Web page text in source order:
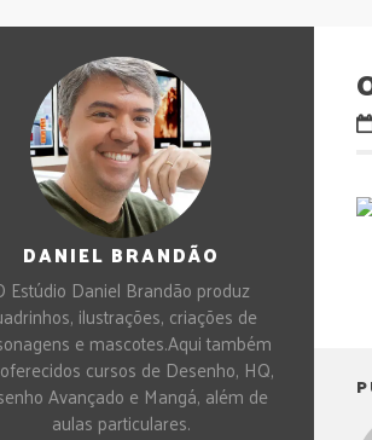
DANIEL BRANDÃO
Estúdio Daniel Brandão produz
ilustrações, criações de
e mascotes.Aqui também
cursos de Desenho, HQ,
Avançado e Mangá, além de
aulas particulares.